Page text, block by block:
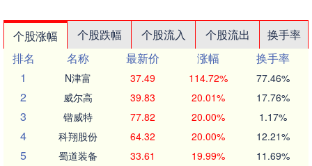
个股涨幅 个股跌幅 个股流入 个股流出
换手率
排名
名称 最新价 涨幅
换手率
1
N津富 37.49 114.72% 77.46%
2 威尔高 39.83 20.01% 17.76%
3 锴威特 77.82 20.00% 1.17%
4 科翔股份 64.32 20.00% 12.21%
5 蜀道装备 33.61 19.99% 11.69%